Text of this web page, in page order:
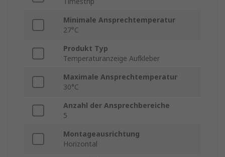
Minimale Ansprechtemperatur
27°C
Produkt Typ
Temperaturanzeige Aufkleber
Maximale Ansprechtemperatur
30°C
Anzahl der Ansprechbereiche
5
Montageausrichtung
Horizontal